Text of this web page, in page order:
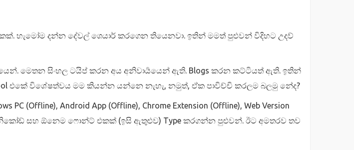
හැමෝම දන්න දේවල් ශෙයාර් කරගෙන තියෙනවා. ඉතින් මමත් පුළුවන් විදිහට උදව්
මෙතන සිංහල ටයිප් කරන අය අනිවාර්‍යයෙන් ඇති. Blogs කරන කට්ටියත් ඇති. ඉතින්
එකේ විශේෂත්වය මම කියන්න යන්නෙ නැහැ, නමුත්, ඒක පාවිච්චි කරලම බලමු නේද?
Android App (Offline), Chrome Extension (Offline), Web Version
සහ ඕනෙම ෆොන්ට් එකක් (ඉසි ඇතුළුව) Type කරගන්න පුළුවන්. ඊට අමතරව තව